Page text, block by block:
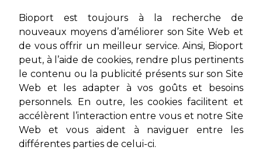
Bioport est toujours à la recherche de
nouveaux moyens d’améliorer son Site Web et
de vous offrir un meilleur service. Ainsi, Bioport
peut, à l’aide de cookies, rendre plus pertinents
le contenu ou la publicité présents sur son Site
Web et les adapter à vos goûts et besoins
personnels. En outre, les cookies facilitent et
accélèrent l’interaction entre vous et notre Site
Web et vous aident à naviguer entre les
différentes parties de celui-ci.